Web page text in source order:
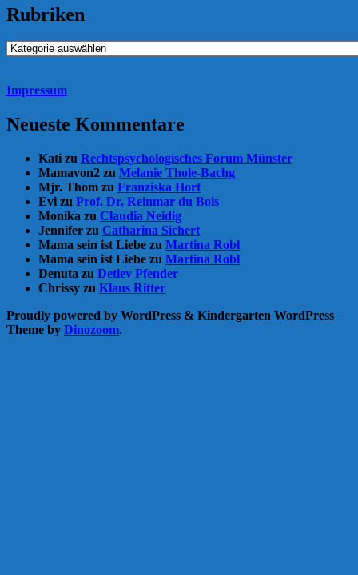
Rubriken
Rubriken
Impressum
Neueste Kommentare
Kati zu Rechtspsychologisches Forum Münster
Mamavon2 zu Melanie Thole-Bachg
Mjr. Thom zu Franziska Hort
Evi zu Prof. Dr. Reinmar du Bois
Monika zu Claudia Neidig
Jennifer zu Catharina Sichert
Mama sein ist Liebe zu Martina Robl
Mama sein ist Liebe zu Martina Robl
Denuta zu Detlev Pfender
Chrissy zu Klaus Ritter
Proudly powered by WordPress & Kindergarten WordPress
Theme by Dinozoom.